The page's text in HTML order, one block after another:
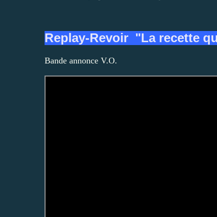
Replay-Revoir "La recette
Bande annonce V.O.